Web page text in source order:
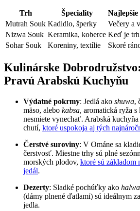
Trh Špeciality
Mutrah Souk Kadidlo, šperky
Večery a
Nizwa Souk Keramika, koberce Keď je
Sohar Souk
Koreniny, textílie Skoré
Kulinárske
Pravú Arabskú Kuchyňu
Výdatné pokrmy: Jedlá ako shuwa,
mäso, alebo kabsa, aromatická ryža s
nesmiete vynechať. Arabská
chutí, ktoré uspokoja aj tých
Čerstvé suroviny: V Ománe sa
čerstvosť. Miestne trhy sú plné
morských plodov, ktoré sú základom
jedál.
Dezerty: Sladké pochúťky ako halwa
(dámy plnené ďatlami) sú ideálnym
jedla.